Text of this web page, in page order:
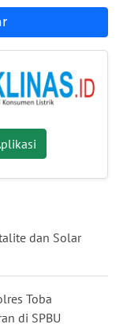
dan Solar
Toba
di SPBU